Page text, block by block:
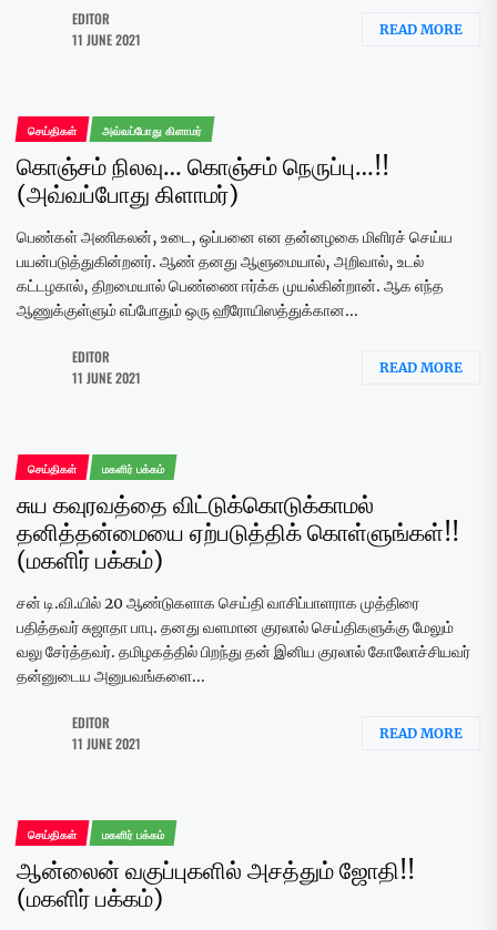
EDITOR
11 JUNE 2021
READ MORE
செய்திகள் அவ்வப்போது கிளாமர்
கொஞ்சம் நிலவு… கொஞ்சம் நெருப்பு…!!
(அவ்வப்போது கிளாமர்)
பெண்கள் அணிகலன், உடை, ஒப்பனை என தன்னழகை மிளிரச் செய்ய
பயன்படுத்துகின்றனர். ஆண் தனது ஆளுமையால், அறிவால், உடல்
கட்டழகால், திறமையால் பெண்ணை ஈர்க்க முயல்கின்றான். ஆக எந்த
ஆணுக்குள்ளும் எப்போதும் ஒரு ஹீரோயிஸத்துக்கான...
EDITOR
11 JUNE 2021
READ MORE
செய்திகள் மகளிர் பக்கம்
சுய கவுரவத்தை விட்டுக்கொடுக்காமல்
தனித்தன்மையை ஏற்படுத்திக் கொள்ளுங்கள்!!
(மகளிர் பக்கம்)
சன் டி.வி.யில் 20 ஆண்டுகளாக செய்தி வாசிப்பாளராக முத்திரை
பதித்தவர் சுஜாதா பாபு. தனது வளமான குரலால் செய்திகளுக்கு மேலும்
வலு சேர்த்தவர். தமிழகத்தில் பிறந்து தன் இனிய குரலால் கோலோச்சியவர்
தன்னுடைய அனுபவங்களை...
EDITOR
11 JUNE 2021
READ MORE
செய்திகள் மகளிர் பக்கம்
ஆன்லைன் வகுப்புகளில் அசத்தும் ஜோதி!!
(மகளிர் பக்கம்)